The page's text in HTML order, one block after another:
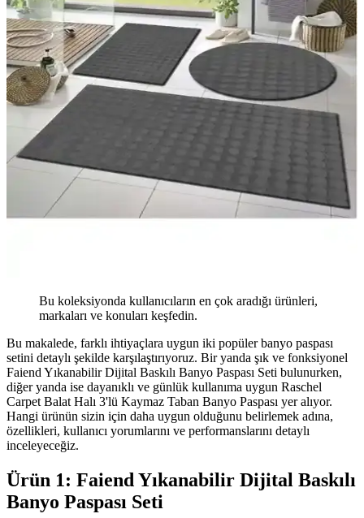
Bu koleksiyonda kullanıcıların en çok aradığı ürünleri,
markaları ve konuları keşfedin.
Bu makalede, farklı ihtiyaçlara uygun iki popüler banyo paspası
setini detaylı şekilde karşılaştırıyoruz. Bir yanda şık ve fonksiyonel
Faiend Yıkanabilir Dijital Baskılı Banyo Paspası Seti bulunurken,
diğer yanda ise dayanıklı ve günlük kullanıma uygun Raschel
Carpet Balat Halı 3'lü Kaymaz Taban Banyo Paspası yer alıyor.
Hangi ürünün sizin için daha uygun olduğunu belirlemek adına,
özellikleri, kullanıcı yorumlarını ve performanslarını detaylı
inceleyeceğiz.
Ürün 1: Faiend Yıkanabilir Dijital Baskılı
Banyo Paspası Seti